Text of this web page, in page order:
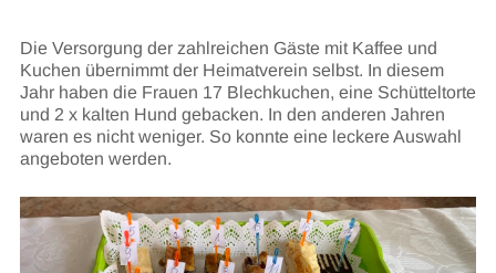
Die Versorgung der zahlreichen Gäste mit Kaffee und
Kuchen übernimmt der Heimatverein selbst. In diesem
Jahr haben die Frauen 17 Blechkuchen, eine Schütteltorte
und 2 x kalten Hund gebacken. In den anderen Jahren
waren es nicht weniger. So konnte eine leckere Auswahl
angeboten werden.